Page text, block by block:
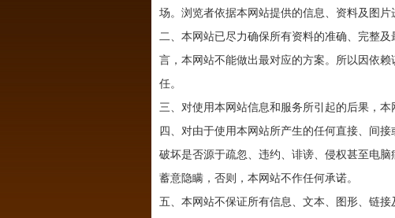
场。浏览者依据本网站提供的信息、资料及图
二、本网站已尽力确保所有资料的准确、完整
言，本网站不能做出最对应的方案。所以因依
任。
三、对使用本网站信息和服务所引起的后果，本
四、对由于使用本网站所产生的任何直接、间
破坏是否源于疏忽、违约、诽谤、侵权甚至电
蓄意隐瞒，否则，本网站不作任何承诺。
五、本网站不保证所有信息、文本、图形、链